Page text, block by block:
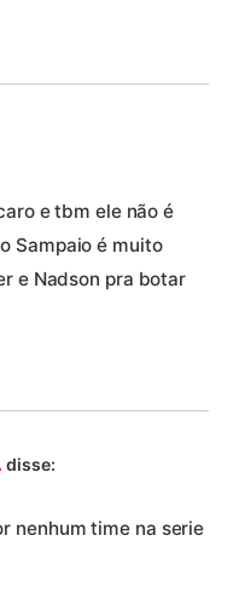
e tbm ele não é
Sampaio é muito
e Nadson pra botar
disse:
nenhum time na serie